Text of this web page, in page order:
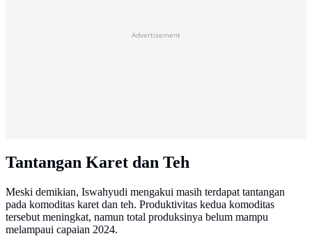
Advertisement
Tantangan Karet dan Teh
Meski demikian, Iswahyudi mengakui masih terdapat tantangan
pada komoditas karet dan teh. Produktivitas kedua komoditas
tersebut meningkat, namun total produksinya belum mampu
melampaui capaian 2024.